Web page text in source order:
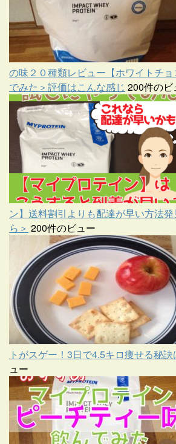
の味２０種類レビュー【ホワイトチ
でみた＞評価はこんな感じ 200件のビ
ン】送料割引よりも配達が早い方法
ら＞ 200件のビュー
トがスゲー！3日で4.5キロ痩せる秘訣
ュー